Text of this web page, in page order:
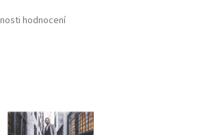
hodnocení